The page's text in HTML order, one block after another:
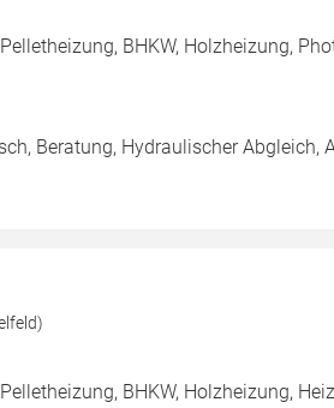
BHKW, Holzheizung,
Beratung, Hydraulischer Abgleich,
BHKW, Holzheizung,